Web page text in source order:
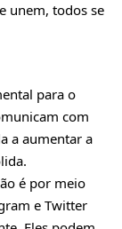
unem, todos se
para o
com
a aumentar a
é por meio
e Twitter